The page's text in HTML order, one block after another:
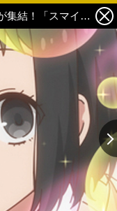
スマイラル・アニメーションが贈る作品が集結！「スマイラル・アニメーションミニミュージアム」が7月21日から開催！ 6枚目の写真・画像